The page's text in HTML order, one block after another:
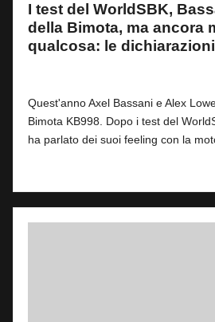
I test del WorldSBK,
della Bimota, ma ancora
qualcosa: le dichiarazioni
Quest'anno Axel Bassani e Alex
Bimota KB998. Dopo i test del
ha parlato dei suoi feeling con la